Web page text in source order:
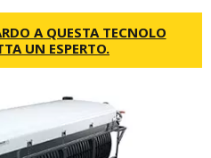
A QUESTA TECNOLO
UN ESPERTO.